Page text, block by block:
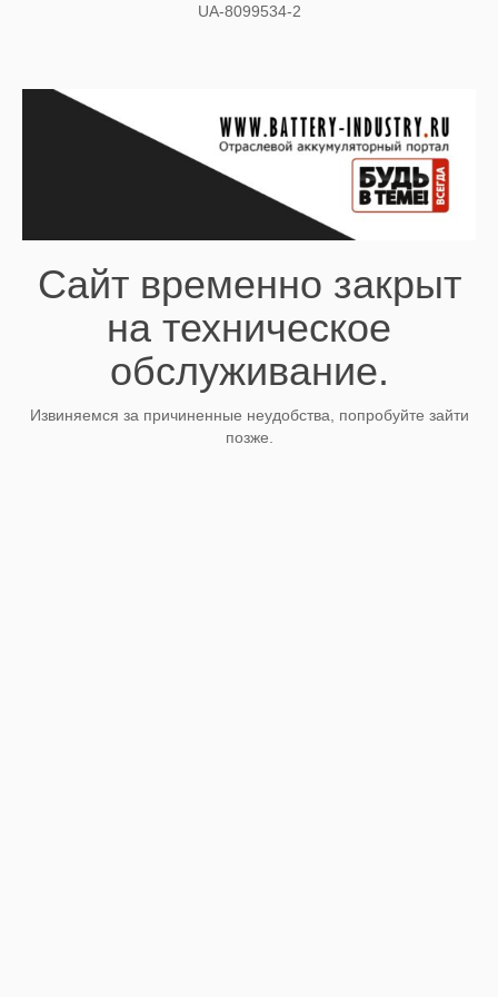
UA-8099534-2
Сайт временно закрыт
на техническое
обслуживание.
Извиняемся за причиненные неудобства, попробуйте зайти
позже.